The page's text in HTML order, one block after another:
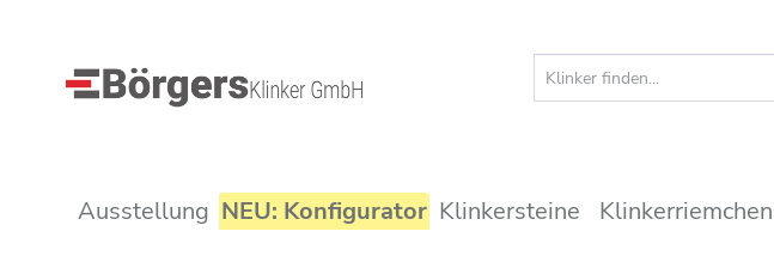
Ausstellung NEU: Konfigurator Klinkersteine Klinkerriemchen